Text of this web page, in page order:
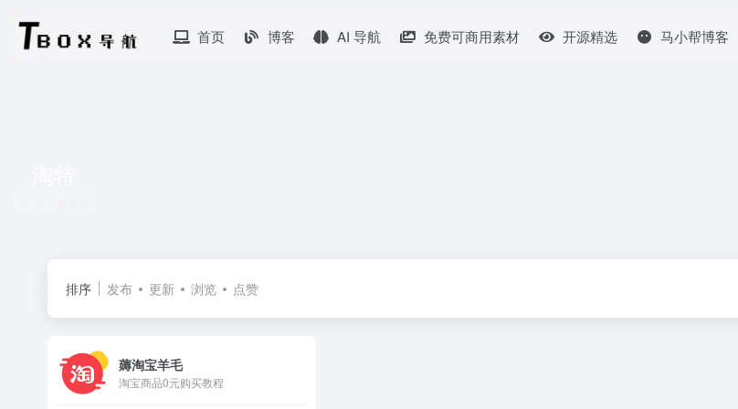
首页 博客 AI 导航 免费可商用素材 开源精选 马小帮博客
排序 发布 更新 浏览 点赞
薅淘宝羊毛
淘宝商品0元购买教程